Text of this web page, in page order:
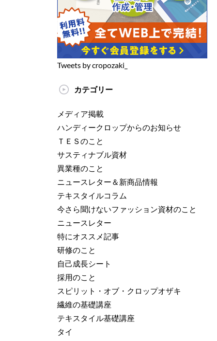
Tweets by cropozaki_
カテゴリー
メディア掲載
ハンディークロップからのお知らせ
ＴＥＳのこと
サスティナブル資材
異業種のこと
ニュースレター＆新商品情報
テキスタイルコラム
今さら聞けないファッション資材のこと
ニュースレター
特にオススメ記事
研修のこと
自己成長シート
採用のこと
スピリット・オブ・クロップオザキ
繊維の基礎講座
テキスタイル基礎講座
タイ